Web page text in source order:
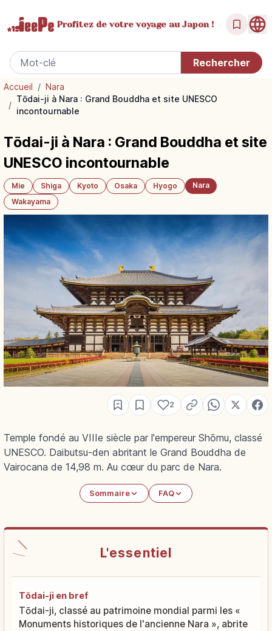
Profitez de votrevoyage au Japon !
Accueil / Nara
/
Tōdai-ji à Nara : Grand Bouddha et site UNESCO
incontournable
Tōdai-ji à Nara : Grand Bouddha et site
UNESCO incontournable
Mie Shiga Kyoto Osaka Hyogo
Nara
Wakayama
2
Temple fondé au VIIIe siècle par l'empereur Shōmu, classé
UNESCO. Daibutsu-den abritant le Grand Bouddha de
Vairocana de 14,98 m. Au cœur du parc de Nara.
Sommaire FAQ
L'essentiel
Tōdai-ji en bref
Tōdai-ji, classé au patrimoine mondial parmi les «
Monuments historiques de l'ancienne Nara », abrite